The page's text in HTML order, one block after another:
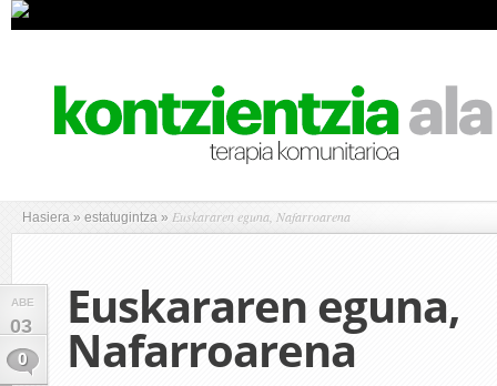
Hasiera » estatugintza » Euskararen eguna, Nafarroarena
ABE
03
0
Euskararen eguna,
Nafarroarena